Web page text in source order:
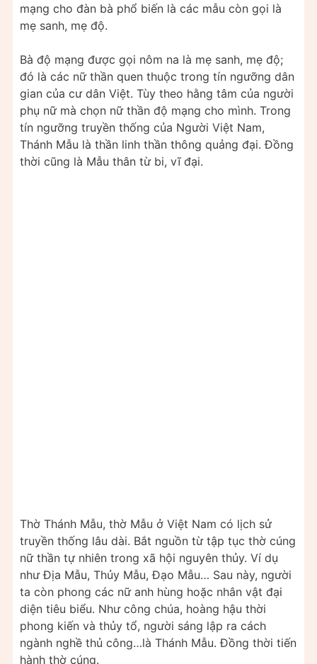
mạng cho đàn bà phổ biến là các mẫu còn gọi là
mẹ sanh, mẹ độ.
Bà độ mạng được gọi nôm na là mẹ sanh, mẹ độ;
đó là các nữ thần quen thuộc trong tín ngưỡng dân
gian của cư dân Việt. Tùy theo hằng tâm của người
phụ nữ mà chọn nữ thần độ mạng cho mình. Trong
tín ngưỡng truyền thống của Người Việt Nam,
Thánh Mẫu là thần linh thần thông quảng đại. Đồng
thời cũng là Mẫu thân từ bi, vĩ đại.
Thờ Thánh Mẫu, thờ Mẫu ở Việt Nam có lịch sử
truyền thống lâu dài. Bắt nguồn từ tập tục thờ cúng
nữ thần tự nhiên trong xã hội nguyên thủy. Ví dụ
như Địa Mẫu, Thủy Mẫu, Đạo Mẫu… Sau này, người
ta còn phong các nữ anh hùng hoặc nhân vật đại
diện tiêu biểu. Như công chúa, hoàng hậu thời
phong kiến và thủy tổ, người sáng lập ra cách
ngành nghề thủ công…là Thánh Mẫu. Đồng thời tiến
hành thờ cúng.